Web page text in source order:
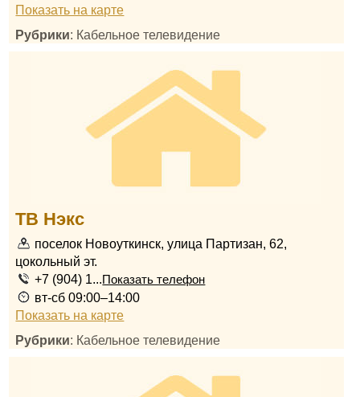
Показать на карте
Рубрики: Кабельное телевидение
ТВ Нэкс
поселок Новоуткинск, улица Партизан, 62,
цокольный эт.
+7 (904) 1...Показать телефон
вт-сб 09:00–14:00
Показать на карте
Рубрики: Кабельное телевидение